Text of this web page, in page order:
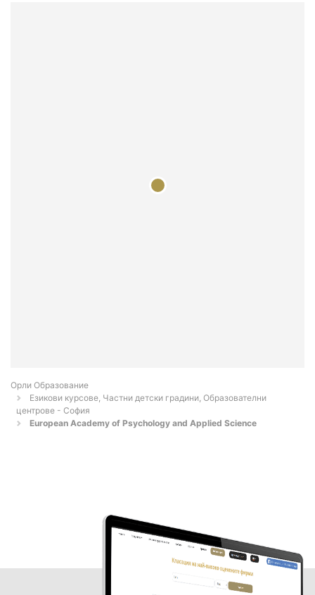
Орли Образование
Езикови курсове, Частни детски градини, Образователни
центрове - София
European Academy of Psychology and Applied Science